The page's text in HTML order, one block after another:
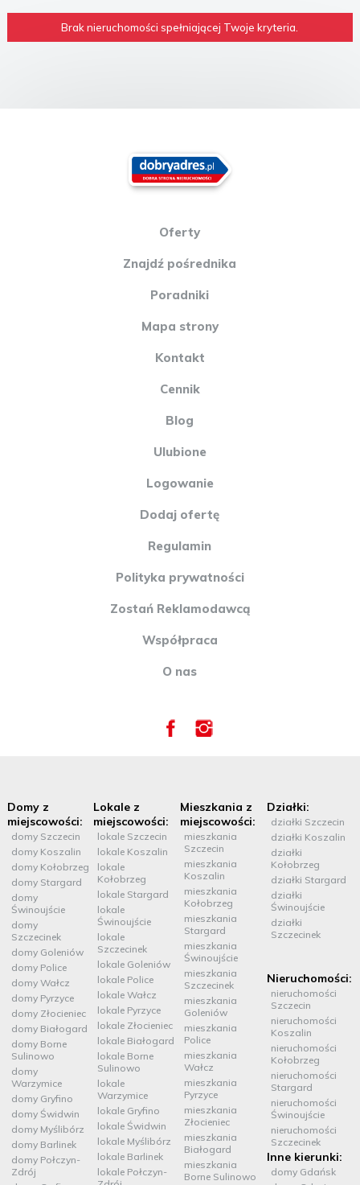
Brak nieruchomości spełniającej Twoje kryteria.
Oferty
Znajdź pośrednika
Poradniki
Mapa strony
Kontakt
Cennik
Blog
Ulubione
Logowanie
Dodaj ofertę
Regulamin
Polityka prywatności
Zostań Reklamodawcą
Współpraca
O nas
Domy z
miejscowości:
domy Szczecin
domy Koszalin
domy Kołobrzeg
domy Stargard
domy
Świnoujście
domy
Szczecinek
domy Goleniów
domy Police
domy Wałcz
domy Pyrzyce
domy Złocieniec
domy Białogard
domy Borne
Sulinowo
domy
Warzymice
domy Gryfino
domy Świdwin
domy Myślibórz
domy Barlinek
domy Połczyn-
Zdrój
Lokale z
miejscowości:
lokale Szczecin
lokale Koszalin
lokale
Kołobrzeg
lokale Stargard
lokale
Świnoujście
lokale
Szczecinek
lokale Goleniów
lokale Police
lokale Wałcz
lokale Pyrzyce
lokale Złocieniec
lokale Białogard
lokale Borne
Sulinowo
lokale
Warzymice
lokale Gryfino
lokale Świdwin
lokale Myślibórz
lokale Barlinek
lokale Połczyn-
Mieszkania z
miejscowości:
mieszkania
Szczecin
mieszkania
Koszalin
mieszkania
Kołobrzeg
mieszkania
Stargard
mieszkania
Świnoujście
mieszkania
Szczecinek
mieszkania
Goleniów
mieszkania
Police
mieszkania
Wałcz
mieszkania
Pyrzyce
mieszkania
Złocieniec
mieszkania
Białogard
mieszkania
Borne Sulinowo
Działki:
działki Szczecin
działki Koszalin
działki
Kołobrzeg
działki Stargard
działki
Świnoujście
działki
Szczecinek
Nieruchomości:
nieruchomości
Szczecin
nieruchomości
Koszalin
nieruchomości
Kołobrzeg
nieruchomości
Stargard
nieruchomości
Świnoujście
nieruchomości
Szczecinek
Inne kierunki:
domy Gdańsk